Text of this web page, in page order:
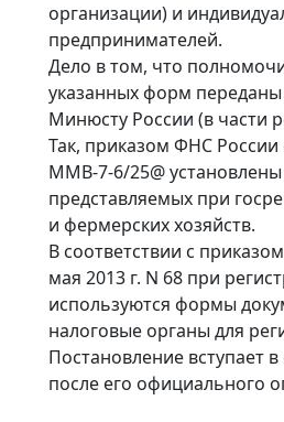
организации) и
предпринимателей.
Дело в том, что
указанных форм
Минюсту России (в части
Так, приказом ФНС России
ММВ-7-6/25@
представляемых при
и фермерских хозяйств.
В соответствии с
мая 2013 г. N 68 при
используются формы
налоговые органы для
Постановление вступает
после его официального